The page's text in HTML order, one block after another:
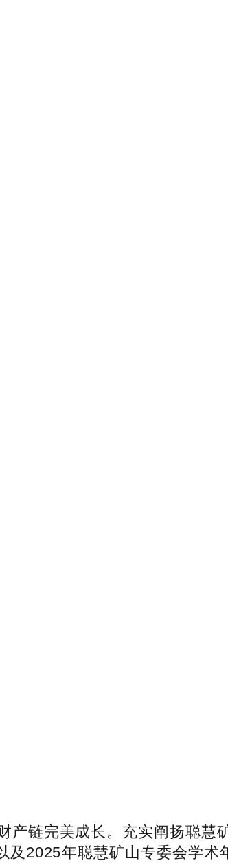
链完美成长。充实阐扬聪慧
及2025年聪慧矿山专委会学